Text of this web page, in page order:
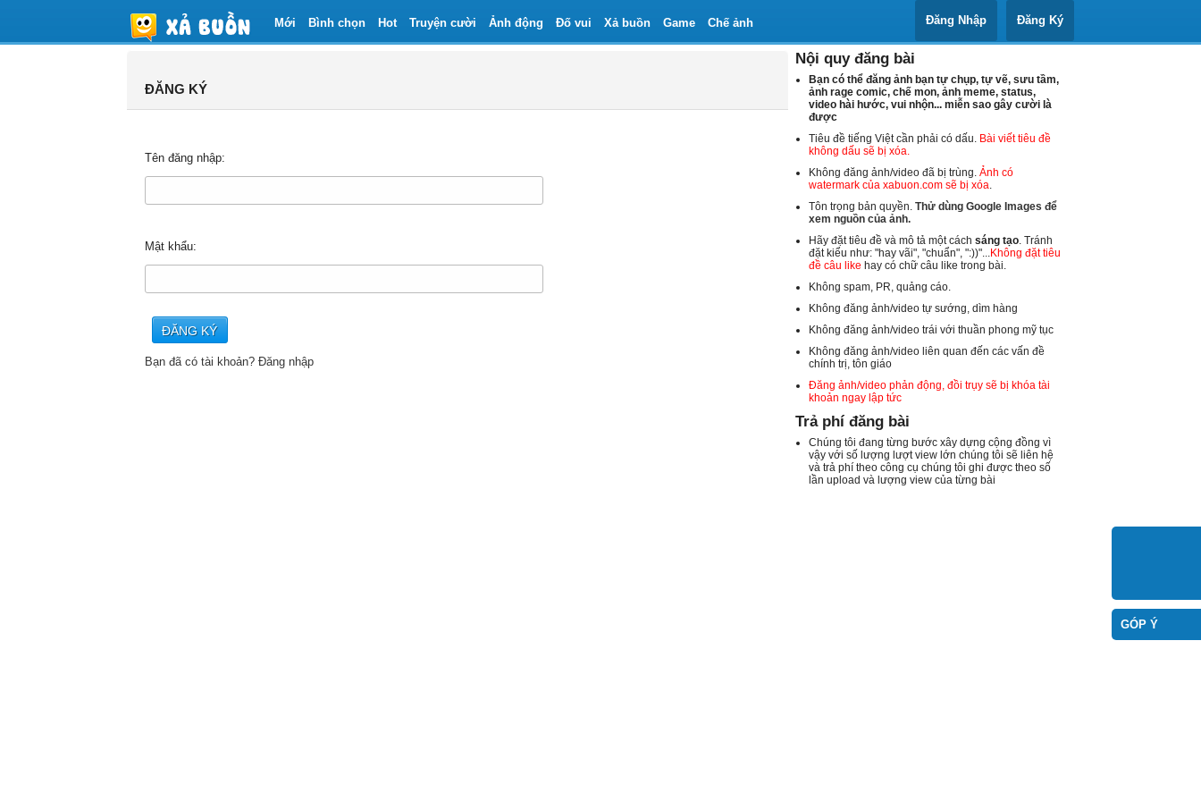
Mới Bình chọn Hot Truyện cười Ảnh động Đố vui Xả buồn Game Chế ảnh Đăng Ký
Đăng Nhập
ĐĂNG KÝ
Tên đăng nhập:
Mật khẩu:
Bạn đã có tài khoản? Đăng nhập
Nội quy đăng bài
Bạn có thể đăng ảnh bạn tự chụp, tự vẽ, sưu tầm,
ảnh rage comic, chế mon, ảnh meme, status,
video hài hước, vui nhộn... miễn sao gây cười là
được
Tiêu đề tiếng Việt cần phải có dấu. Bài viết tiêu đề
không dấu sẽ bị xóa.
Không đăng ảnh/video đã bị trùng. Ảnh có
watermark của xabuon.com sẽ bị xóa.
Tôn trọng bản quyền. Thử dùng Google Images để
xem nguồn của ảnh.
Hãy đặt tiêu đề và mô tả một cách sáng tạo. Tránh
đặt kiểu như: "hay vãi", "chuẩn", ":))"...Không đặt tiêu
đề câu like hay có chữ câu like trong bài.
Không spam, PR, quảng cáo.
Không đăng ảnh/video tự sướng, dìm hàng
Không đăng ảnh/video trái với thuần phong mỹ tục
Không đăng ảnh/video liên quan đến các vấn đề
chính trị, tôn giáo
Đăng ảnh/video phản động, đồi trụy sẽ bị khóa tài
khoản ngay lập tức
Trả phí đăng bài
Chúng tôi đang từng bước xây dựng cộng đồng vì
vậy với số lượng lượt view lớn chúng tôi sẽ liên hệ
và trả phí theo công cụ chúng tôi ghi được theo số
lần upload và lượng view của từng bài
GÓP Ý